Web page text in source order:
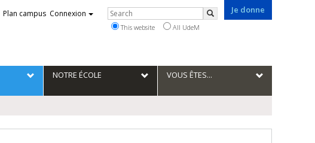
Je donne
Plan campus Connexion Rechercher
Search
This website All UdeM
NOTRE ÉCOLE VOUS ÊTES...